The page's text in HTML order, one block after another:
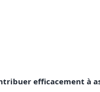
efficacement à